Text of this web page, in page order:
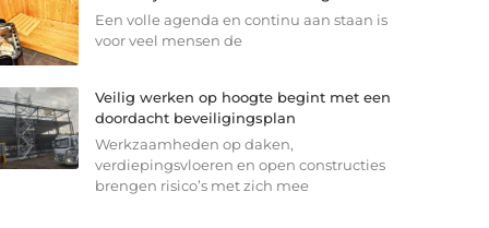
Een volle agenda en continu aan staan is
voor veel mensen de
Veilig werken op hoogte begint met een
doordacht beveiligingsplan
Werkzaamheden op daken,
verdiepingsvloeren en open constructies
brengen risico’s met zich mee